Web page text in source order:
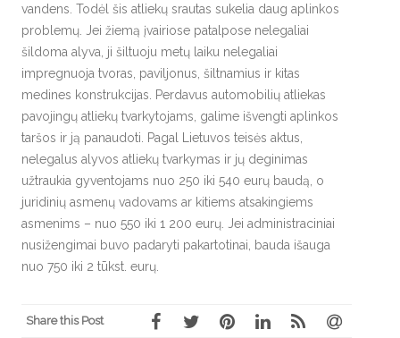
vandens. Todėl šis atliekų srautas sukelia daug aplinkos
problemų. Jei žiemą įvairiose patalpose nelegaliai
šildoma alyva, ji šiltuoju metų laiku nelegaliai
impregnuoja tvoras, paviljonus, šiltnamius ir kitas
medines konstrukcijas. Perdavus automobilių atliekas
pavojingų atliekų tvarkytojams, galime išvengti aplinkos
taršos ir ją panaudoti. Pagal Lietuvos teisės aktus,
nelegalus alyvos atliekų tvarkymas ir jų deginimas
užtraukia gyventojams nuo 250 iki 540 eurų baudą, o
juridinių asmenų vadovams ar kitiems atsakingiems
asmenims – nuo 550 iki 1 200 eurų. Jei administraciniai
nusižengimai buvo padaryti pakartotinai, bauda išauga
nuo 750 iki 2 tūkst. eurų.
Share this Post